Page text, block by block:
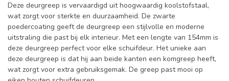
Deze deurgreep is vervaardigd uit hoogwaardig koolstofstaal,
wat zorgt voor sterkte en duurzaamheid. De zwarte
poedercoating geeft de deurgreep een stijlvolle en moderne
uitstraling die past bij elk interieur. Met een lengte van 154mm is
deze deurgreep perfect voor elke schuifdeur. Het unieke aan
deze deurgreep is dat hij aan beide kanten een komgreep heeft,
wat zorgt voor extra gebruiksgemak. De greep past mooi op